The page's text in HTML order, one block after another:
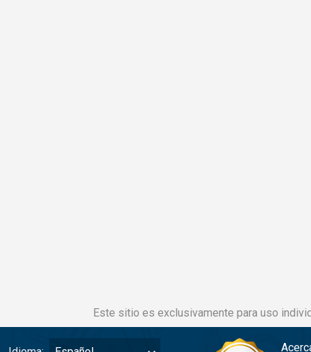
Este sitio es exclusivamente para uso